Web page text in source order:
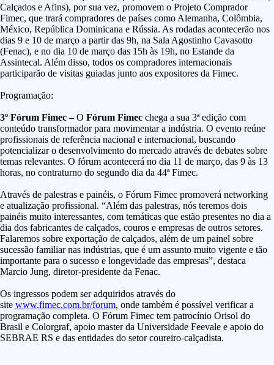
Calçados e Afins), por sua vez, promovem o Projeto Comprador
Fimec, que trará compradores de países como Alemanha, Colômbia,
México, República Dominicana e Rússia. As rodadas acontecerão nos
dias 9 e 10 de março a partir das 9h, na Sala Agostinho Cavasotto
(Fenac), e no dia 10 de março das 15h às 19h, no Estande da
Assintecal. Além disso, todos os compradores internacionais
participarão de visitas guiadas junto aos expositores da Fimec.
Programação:
3º Fórum Fimec –O Fórum Fimec chega a sua 3ª edição com
conteúdo transformador para movimentar a indústria. O evento reúne
profissionais de referência nacional e internacional, buscando
potencializar o desenvolvimento do mercado através de debates sobre
temas relevantes. O fórum acontecerá no dia 11 de março, das 9 às 13
horas, no contraturno do segundo dia da 44ª Fimec.
Através de palestras e painéis, o Fórum Fimec promoverá networking
e atualização profissional. “Além das palestras, nós teremos dois
painéis muito interessantes, com temáticas que estão presentes no dia a
dia dos fabricantes de calçados, couros e empresas de outros setores.
Falaremos sobre exportação de calçados, além de um painel sobre
sucessão familiar nas indústrias, que é um assunto muito vigente e tão
importante para o sucesso e longevidade das empresas”, destaca
Marcio Jung, diretor-presidente da Fenac.
Os ingressos podem ser adquiridos através do
site www.fimec.com.br/forum, onde também é possível verificar a
programação completa. O Fórum Fimec tem patrocínio Orisol do
Brasil e Colorgraf, apoio master da Universidade Feevale e apoio do
SEBRAE RS e das entidades do setor coureiro-calçadista.